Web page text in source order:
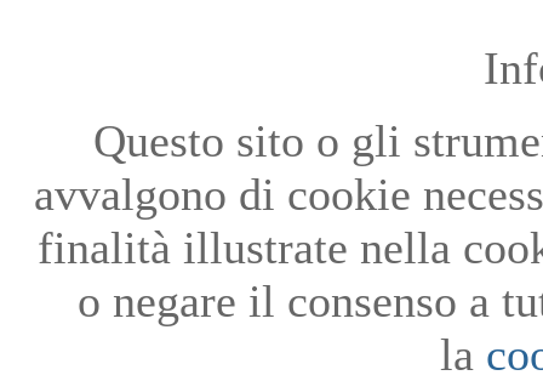
Questo sito o gli
avvalgono di cookie
finalità illustrate nella
o negare il consenso a
la